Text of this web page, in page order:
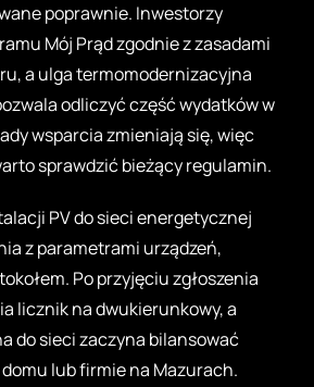
poprawnie. Inwestorzy
Mój Prąd zgodnie z zasadami
a ulga termomodernizacyjna
odliczyć część wydatków w
wsparcia zmieniają się, więc
sprawdzić bieżący regulamin.
PV do sieci energetycznej
z parametrami urządzeń,
Po przyjęciu zgłoszenia
licznik na dwukierunkowy, a
do sieci zaczyna bilansować
lub firmie na Mazurach.